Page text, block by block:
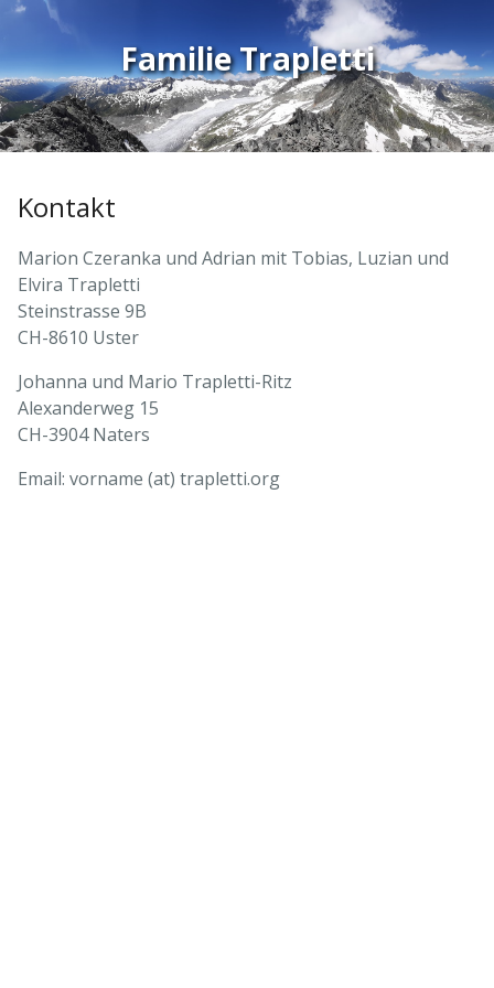
Familie Trapletti
Kontakt
Marion Czeranka und Adrian mit Tobias, Luzian und
Elvira Trapletti
Steinstrasse 9B
CH-8610 Uster
Johanna und Mario Trapletti-Ritz
Alexanderweg 15
CH-3904 Naters
Email: vorname (at) trapletti.org